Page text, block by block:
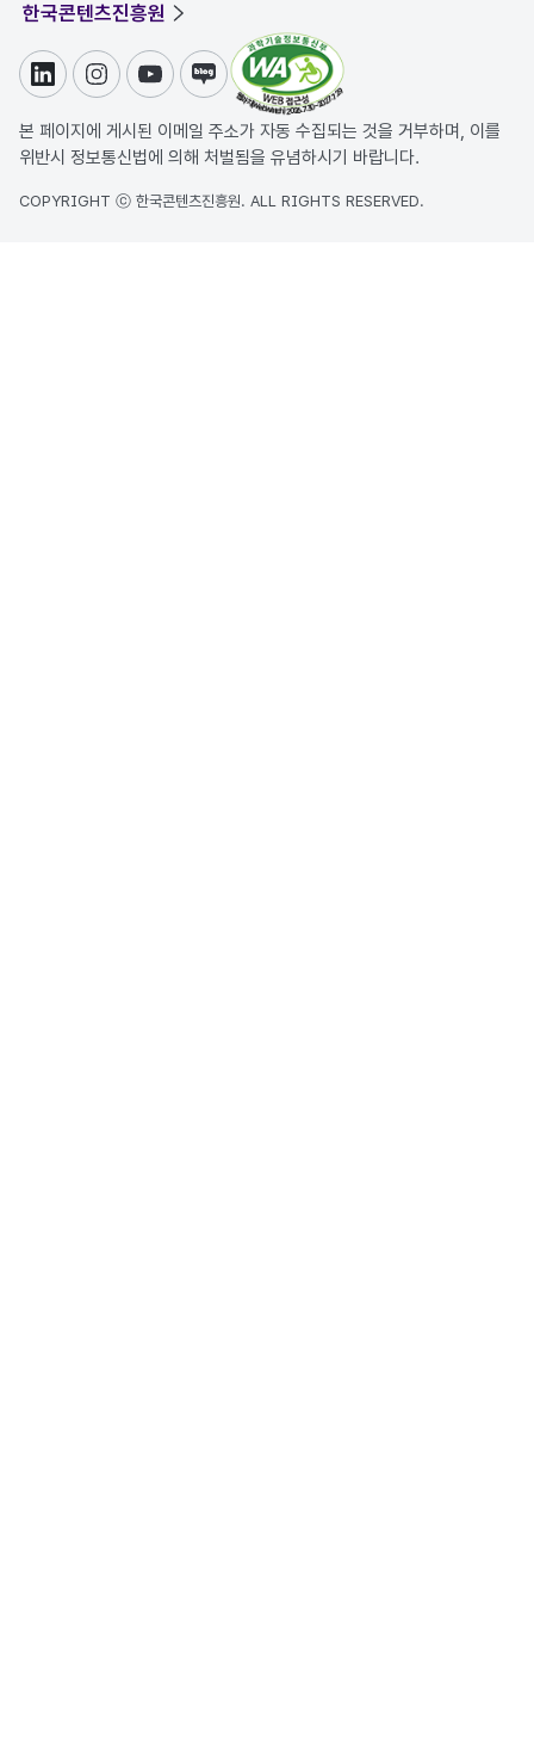
한국콘텐츠진흥원
링크드인인스타그램
유튜브블로그
본 페이지에 게시된 이메일 주소가 자동 수집되는 것을 거부하며, 이를
위반시 정보통신법에 의해 처벌됨을 유념하시기 바랍니다.
COPYRIGHT ⓒ 한국콘텐츠진흥원. ALL RIGHTS RESERVED.